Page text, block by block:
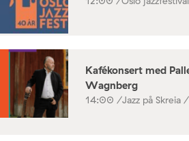
Kafékonsert med
Wagnberg
14:00 /Jazz på Skreia